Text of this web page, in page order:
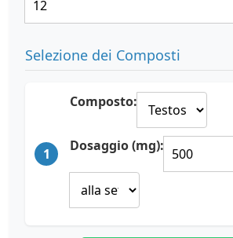
Selezione dei Composti
1
Composto:
Dosaggio (mg):